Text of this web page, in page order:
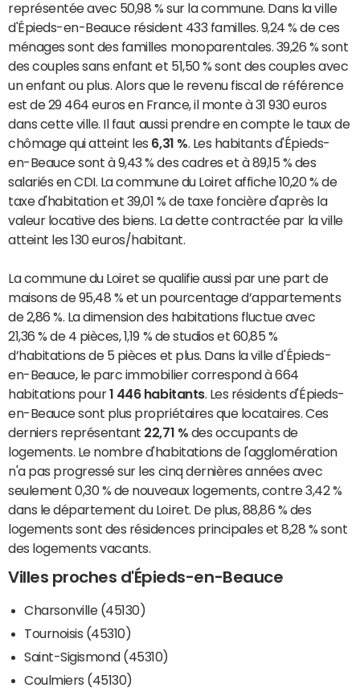
représentée avec 50,98 % sur la commune. Dans la ville
d'Épieds-en-Beauce résident 433 familles. 9,24 % de ces
ménages sont des familles monoparentales. 39,26 % sont
des couples sans enfant et 51,50 % sont des couples avec
un enfant ou plus. Alors que le revenu fiscal de référence
est de 29 464 euros en France, il monte à 31 930 euros
dans cette ville. Il faut aussi prendre en compte le taux de
chômage qui atteint les 6,31 % . Les habitants d'Épieds-
en-Beauce sont à 9,43 % des cadres et à 89,15 % des
salariés en CDI. La commune du Loiret affiche 10,20 % de
taxe d'habitation et 39,01 % de taxe foncière d'après la
valeur locative des biens. La dette contractée par la ville
atteint les 130 euros/habitant.
La commune du Loiret se qualifie aussi par une part de
maisons de 95,48 % et un pourcentage d’appartements
de 2,86 %. La dimension des habitations fluctue avec
21,36 % de 4 pièces, 1,19 % de studios et 60,85 %
d’habitations de 5 pièces et plus. Dans la ville d'Épieds-
en-Beauce, le parc immobilier correspond à 664
habitations pour1 446 habitants. Les résidents d'Épieds-
en-Beauce sont plus propriétaires que locataires. Ces
derniers représentant 22,71 % des occupants de
logements. Le nombre d'habitations de l'agglomération
n'a pas progressé sur les cinq dernières années avec
seulement 0,30 % de nouveaux logements, contre 3,42 %
dans le département du Loiret. De plus, 88,86 % des
logements sont des résidences principales et 8,28 % sont
des logements vacants.
Villes proches d'Épieds-en-Beauce
Charsonville (45130)
Tournoisis (45310)
Saint-Sigismond (45310)
Coulmiers (45130)